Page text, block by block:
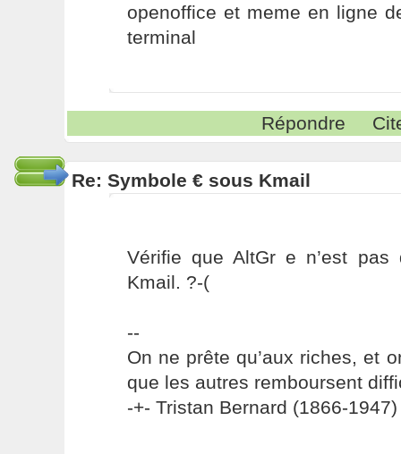
openoffice et meme en ligne
terminal
Répondre
Re: Symbole € sous Kmail
Vérifie que AltGr e n’est
Kmail. ?-(
--
On ne prête qu’aux riches, et
que les autres remboursent
-+- Tristan Bernard (1866-1947)